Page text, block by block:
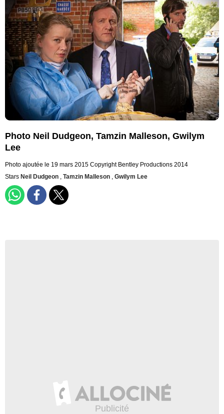
Photo Neil Dudgeon, Tamzin Malleson, Gwilym
Lee
Photo ajoutée le 19 mars 2015 Copyright Bentley Productions 2014
Stars Neil Dudgeon , Tamzin Malleson , Gwilym Lee